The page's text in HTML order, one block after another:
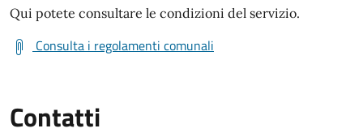
Qui potete consultare le condizioni del servizio.
Consulta i regolamenti comunali
Contatti